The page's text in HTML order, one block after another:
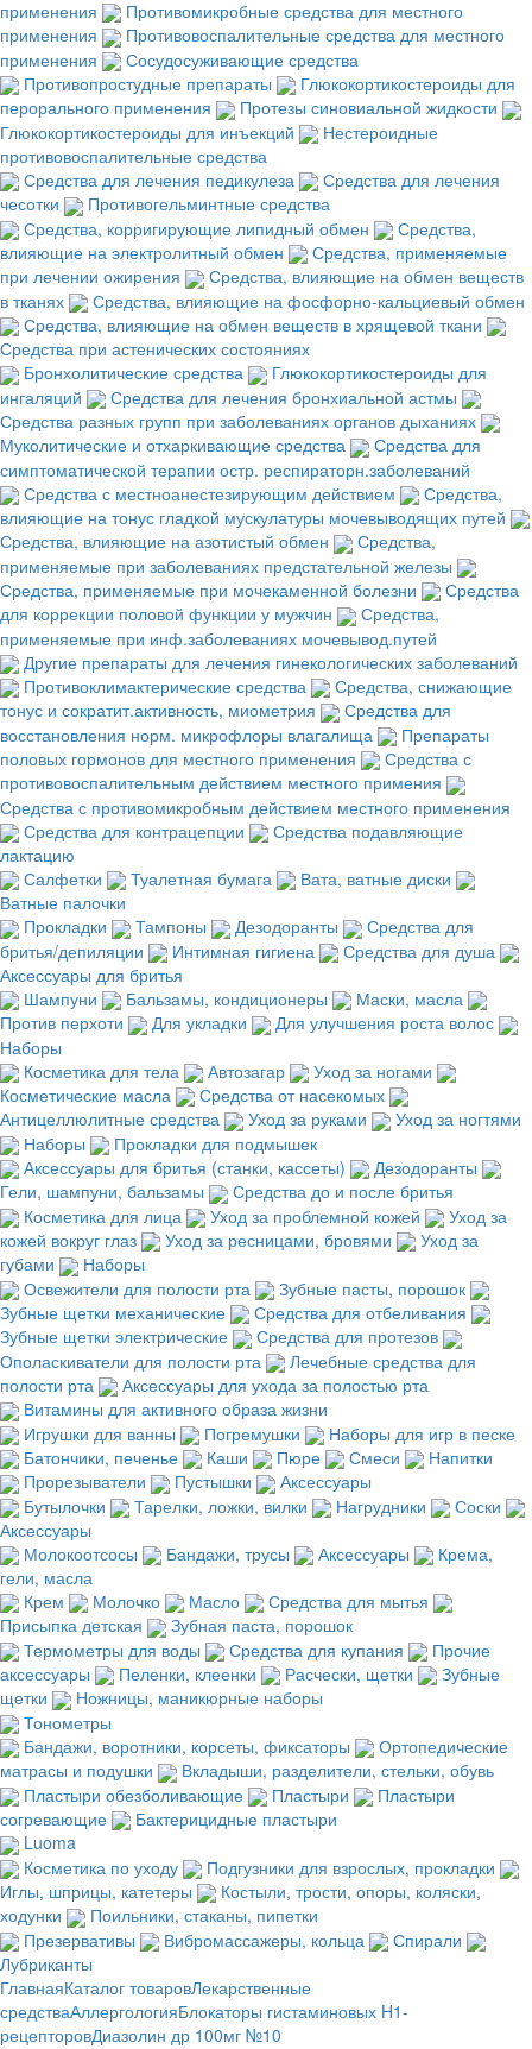
применения
Противомикробные средства для местного
применения
Противовоспалительные средства для местного
применения
Сосудосуживающие средства
Противопростудные препараты
Глюкокортикостероиды для
перорального применения
Протезы синовиальной жидкости
Глюкокортикостероиды для инъекций
Нестероидные
противовоспалительные средства
Средства для лечения педикулеза
Средства для лечения
чесотки
Противогельминтные средства
Средства, корригирующие липидный обмен
Средства,
влияющие на электролитный обмен
Средства, применяемые
при лечении ожирения
Средства, влияющие на обмен веществ
в тканях
Средства, влияющие на фосфорно-кальциевый обмен
Средства, влияющие на обмен веществ в хрящевой ткани
Средства при астенических состояниях
Бронхолитические средства
Глюкокортикостероиды для
ингаляций
Средства для лечения бронхиальной астмы
Средства разных групп при заболеваниях органов дыханиях
Муколитические и отхаркивающие средства
Средства для
симптоматической терапии остр. респираторн.заболеваний
Средства с местноанестезирующим действием
Средства,
влияющие на тонус гладкой мускулатуры мочевыводящих путей
Средства, влияющие на азотистый обмен
Средства,
применяемые при заболеваниях предстательной железы
Средства, применяемые при мочекаменной болезни
Средства
для коррекции половой функции у мужчин
Средства,
применяемые при инф.заболеваниях мочевывод.путей
Другие препараты для лечения гинекологических заболеваний
Противоклимактерические средства
Средства, снижающие
тонус и сократит.активность, миометрия
Средства для
восстановления норм. микрофлоры влагалища
Препараты
половых гормонов для местного применения
Средства с
противовоспалительным действием местного примения
Средства с противомикробным действием местного применения
Средства для контрацепции
Средства подавляющие
лактацию
Салфетки
Туалетная бумага
Вата, ватные диски
Ватные палочки
Прокладки
Тампоны Дезодоранты
Средства для
бритья/депиляции
Интимная гигиена
Средства для душа
Аксессуары для бритья
Шампуни
Бальзамы, кондиционеры
Маски, масла
Против перхоти
Для укладки
Для улучшения роста волос
Наборы
Косметика для тела
Автозагар
Уход за ногами
Косметические масла
Средства от насекомых
Антицеллюлитные средства
Уход за руками
Уход за ногтями
Наборы
Прокладки для подмышек
Аксессуары для бритья (станки, кассеты)
Дезодоранты
Гели, шампуни, бальзамы
Средства до и после бритья
Косметика для лица
Уход за проблемной кожей
Уход за
кожей вокруг глаз
Уход за ресницами, бровями
Уход за
губами
Наборы
Освежители для полости рта
Зубные пасты, порошок
Зубные щетки механические
Средства для отбеливания
Зубные щетки электрические
Средства для протезов
Ополаскиватели для полости рта
Лечебные средства для
полости рта
Аксессуары для ухода за полостью рта
Витамины для активного образа жизни
Игрушки для ванны
Погремушки
Наборы для игр в песке
Батончики, печенье
Каши Пюре Смеси
Напитки
Прорезыватели
Пустышки
Аксессуары
Бутылочки
Тарелки, ложки, вилки Нагрудники
Соски
Аксессуары
Молокоотсосы
Бандажи, трусы Аксессуары
Крема,
гели, масла
Крем
Молочко Масло
Средства для мытья
Присыпка детская
Зубная паста, порошок
Термометры для воды
Средства для купания
Прочие
аксессуары
Пеленки, клеенки Расчески, щетки
Зубные
щетки
Ножницы, маникюрные наборы
Тонометры
Бандажи, воротники, корсеты, фиксаторы
Ортопедические
матрасы и подушки
Вкладыши, разделители, стельки, обувь
Пластыри обезболивающие
Пластыри
Пластыри
согревающие
Бактерицидные пластыри
Luoma
Косметика по уходу
Подгузники для взрослых, прокладки
Иглы, шприцы, катетеры
Костыли, трости, опоры, коляски,
ходунки
Поильники, стаканы, пипетки
Презервативы
Вибромассажеры, кольца
Спирали
Лубриканты
ГлавнаяКаталог товаровЛекарственные
средстваАллергологияБлокаторы гистаминовых H1-
рецепторовДиазолин др 100мг №10